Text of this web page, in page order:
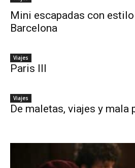
Mini escapadas con
Barcelona
Viajes
Paris III
Viajes
De maletas, viajes y mala